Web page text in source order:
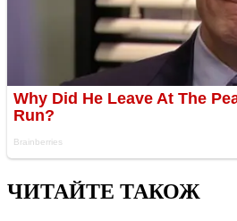
ЧИТАЙТЕ ТАКОЖ